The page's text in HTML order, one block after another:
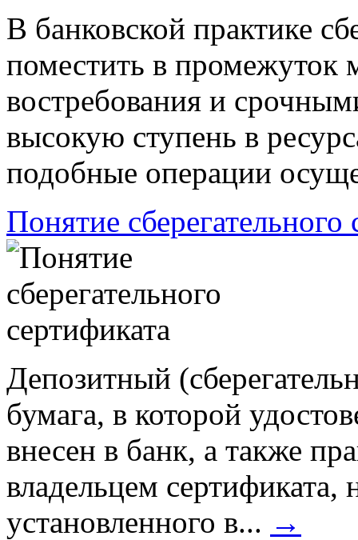
В банковской практике
поместить в промежуток
востребования и
высокую ступень в
подобные операции
Понятие сберегательного
Депозитный
бумага, в которой
внесен в банк, а также
владельцем
установленного в... →